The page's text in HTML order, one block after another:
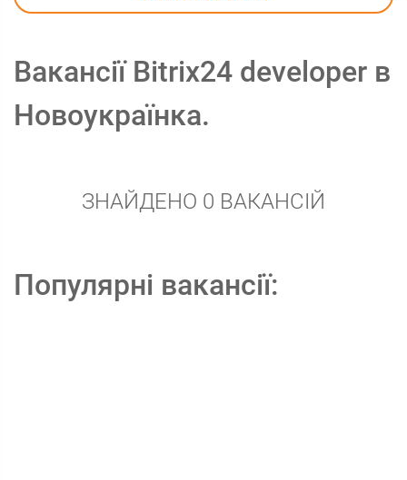
Вакансії Bitrix24 developer в
Новоукраїнка.
ЗНАЙДЕНО 0 ВАКАНСІЙ
Популярні вакансії: